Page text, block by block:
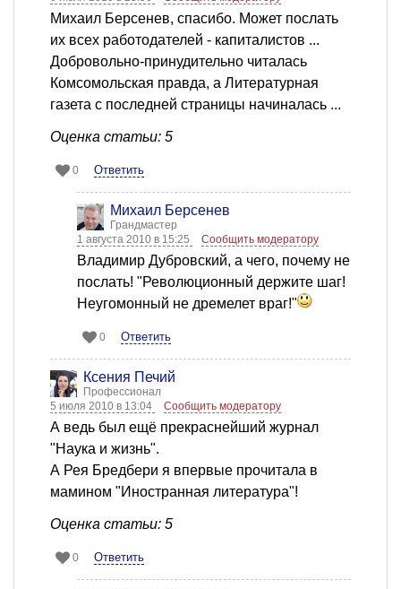
Михаил Берсенев, спасибо. Может послать
их всех работодателей - капиталистов ...
Добровольно-принудительно читалась
Комсомольская правда, а Литературная
газета с последней страницы начиналась ...
Оценка статьи: 5
0 Ответить
Михаил Берсенев
Грандмастер
1 августа 2010 в 15:25
Сообщить модератору
Владимир Дубровский, а чего, почему не
послать! "Революционный держите шаг!
Неугомонный не дремелет враг!"
0 Ответить
Ксения Печий
Профессионал
5 июля 2010 в 13:04
Сообщить модератору
А ведь был ещё прекраснейший журнал
"Наука и жизнь".
А Рея Бредбери я впервые прочитала в
мамином "Иностранная литература"!
Оценка статьи: 5
0 Ответить